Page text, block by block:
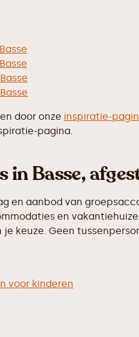
door onze inspiratie-
pagina.
in Basse,
en aanbod van
en
keuze. Geen
voor kinderen